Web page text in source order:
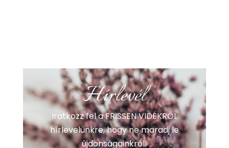
Hírlevél
Iratkozz fel a FRISSEN VIDÉKRŐL
hírlevelünkre, hogy ne maradj le
újdonságainkról!